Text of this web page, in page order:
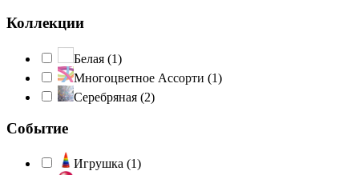
Коллекции
Белая (1)
Многоцветное Ассорти (1)
Серебряная (2)
Событие
Игрушка (1)